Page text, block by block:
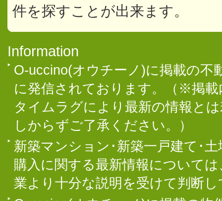
件を探すことが出来ます。
Information
O-uccino(オウチーノ)に掲載の不
に発信されております。（※掲
タイムラグにより最新の情報と
しからずご了承ください。）
新築マンション･新築一戸建て･
購入に関する最新情報について
業より十分な説明を受けて判断